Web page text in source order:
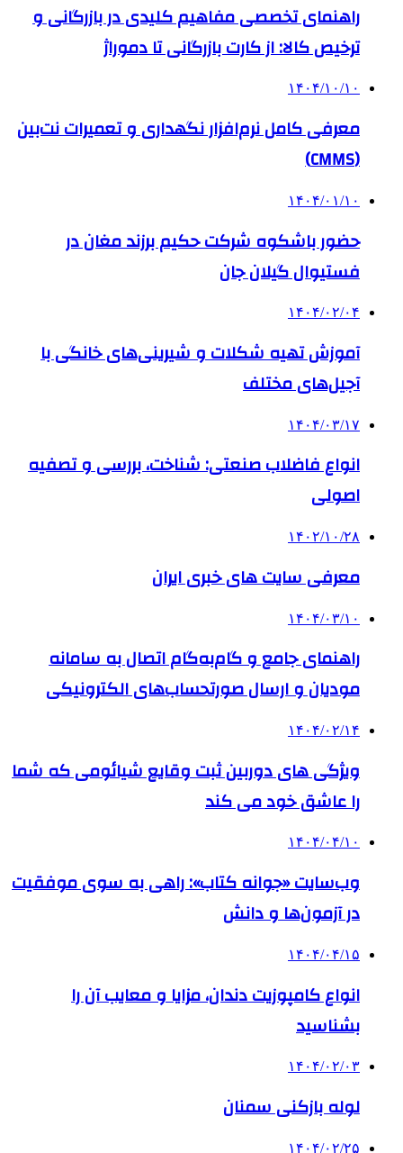
راهنمای تخصصی مفاهیم کلیدی در بازرگانی و
ترخیص کالا: از کارت بازرگانی تا دموراژ
۱۴۰۴/۱۰/۱۰
معرفی کامل نرم‌افزار نگهداری و تعمیرات نت‌بین
(CMMS)
۱۴۰۴/۰۱/۱۰
حضور باشکوه شرکت حکیم برزند مغان در
فستیوال گیلان جان
۱۴۰۴/۰۲/۰۴
آموزش تهیه شکلات و شیرینی‌های خانگی با
آجیل‌های مختلف
۱۴۰۴/۰۳/۱۷
انواع فاضلاب صنعتی: شناخت، بررسی و تصفیه
اصولی
۱۴۰۲/۱۰/۲۸
معرفی سایت های خبری ایران
۱۴۰۴/۰۳/۱۰
راهنمای جامع و گام‌به‌گام اتصال به سامانه
مودیان و ارسال صورتحساب‌های الکترونیکی
۱۴۰۴/۰۲/۱۴
ویژگی های دوربین ثبت وقایع شیائومی که شما
را عاشق خود می کند
۱۴۰۴/۰۴/۱۰
وب‌سایت «جوانه کتاب»: راهی به سوی موفقیت
در آزمون‌ها و دانش
۱۴۰۴/۰۴/۱۵
انواع کامپوزیت دندان، مزایا و معایب آن را
بشناسید
۱۴۰۴/۰۲/۰۳
لوله بازکنی سمنان
۱۴۰۴/۰۲/۲۵